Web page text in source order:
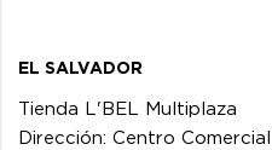
EL SALVADOR
Tienda L'BEL Multiplaza
Dirección: Centro